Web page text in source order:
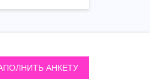
АНКЕТУ